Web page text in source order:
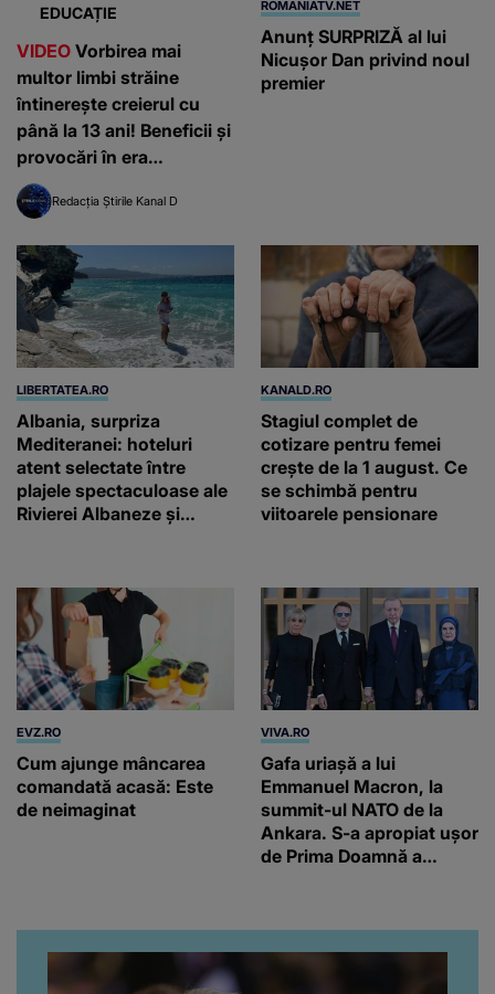
EDUCAȚIE
VIDEO Vorbirea mai
multor limbi străine
întinerește creierul cu
până la 13 ani! Beneficii și
provocări în era
inteligenței artificiale
Redacția Știrile Kanal D
ROMANIATV.NET
Anunţ SURPRIZĂ al lui
Nicuşor Dan privind noul
premier
LIBERTATEA.RO
Albania, surpriza
Mediteranei: hoteluri
atent selectate între
plajele spectaculoase ale
Rivierei Albaneze și
KANALD.RO
Stagiul complet de
cotizare pentru femei
crește de la 1 august. Ce
se schimbă pentru
viitoarele pensionare
EVZ.RO
Cum ajunge mâncarea
comandată acasă: Este
de neimaginat
VIVA.RO
Gafa uriașă a lui
Emmanuel Macron, la
summit-ul NATO de la
Ankara. S-a apropiat ușor
de Prima Doamnă a
înconjurul presei